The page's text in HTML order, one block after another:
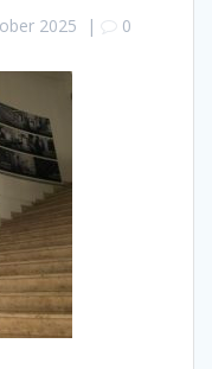
2025 | 0